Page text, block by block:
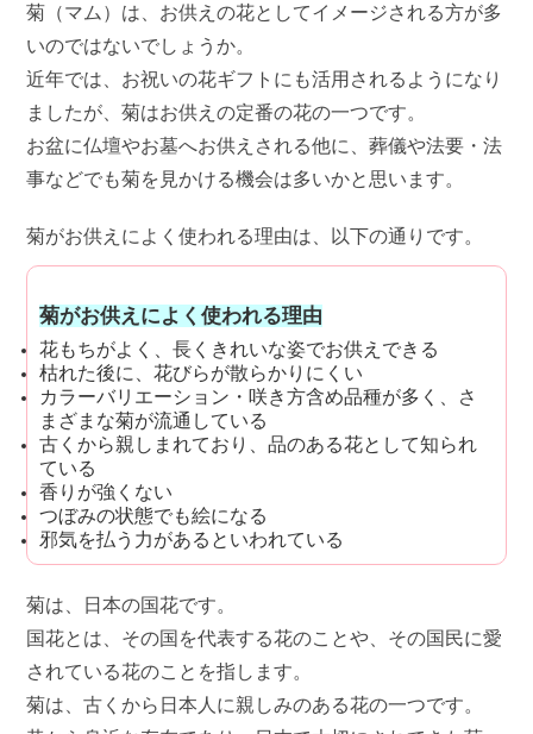
菊（マム）は、お供えの花としてイメージされる方が多
いのではないでしょうか。
近年では、お祝いの花ギフトにも活用されるようになり
ましたが、菊はお供えの定番の花の一つです。
お盆に仏壇やお墓へお供えされる他に、葬儀や法要・法
事などでも菊を見かける機会は多いかと思います。
菊がお供えによく使われる理由は、以下の通りです。
菊がお供えによく使われる理由
花もちがよく、長くきれいな姿でお供えできる
枯れた後に、花びらが散らかりにくい
カラーバリエーション・咲き方含め品種が多く、さ
まざまな菊が流通している
古くから親しまれており、品のある花として知られ
ている
香りが強くない
つぼみの状態でも絵になる
邪気を払う力があるといわれている
菊は、日本の国花です。
国花とは、その国を代表する花のことや、その国民に愛
されている花のことを指します。
菊は、古くから日本人に親しみのある花の一つです。